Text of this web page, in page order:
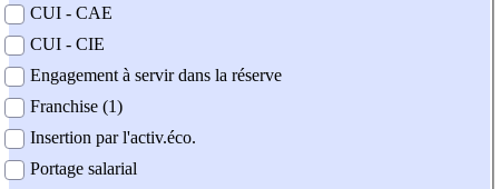
CUI - CAE
CUI - CIE
Engagement à servir dans la réserve
Franchise (1)
Insertion par l'activ.éco.
Portage salarial